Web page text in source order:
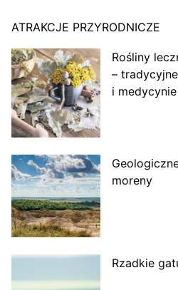
ATRAKCJE PRZYRODNICZE
Rośliny
–
i medycynie
moreny
Rzadkie